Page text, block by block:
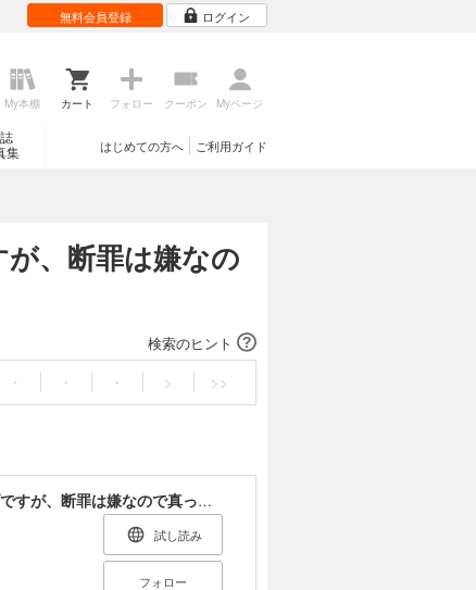
無料会員登録 ログイン
My本棚 カート フォロー クーポン Myページ
集
ご利用ガイド
はじめての方へ
、断罪は嫌なの
検索のヒント
・ ・ ・ > >>
【合本版1-10巻】やり込んだ乙女ゲームの悪役モブですが、断罪は嫌なので真っ当に生きます
試し読み
フォロー